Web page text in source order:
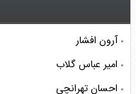
آرون افشار
امیر عباس گلاب
احسان تهرانچی